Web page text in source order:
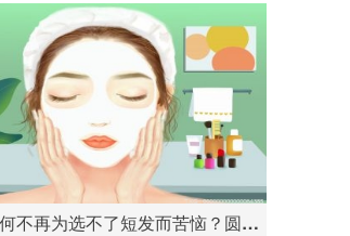
圆脸如何不再为选不了短发而苦恼？圆脸适合的短发造型有哪些？